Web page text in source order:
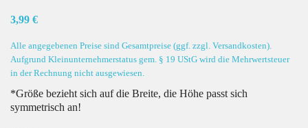
3,99 €
Alle angegebenen Preise sind Gesamtpreise (ggf. zzgl. Versandkosten).
Aufgrund Kleinunternehmerstatus gem. § 19 UStG wird die Mehrwertsteuer
in der Rechnung nicht ausgewiesen.
*Größe bezieht sich auf die Breite, die Höhe passt sich
symmetrisch an!